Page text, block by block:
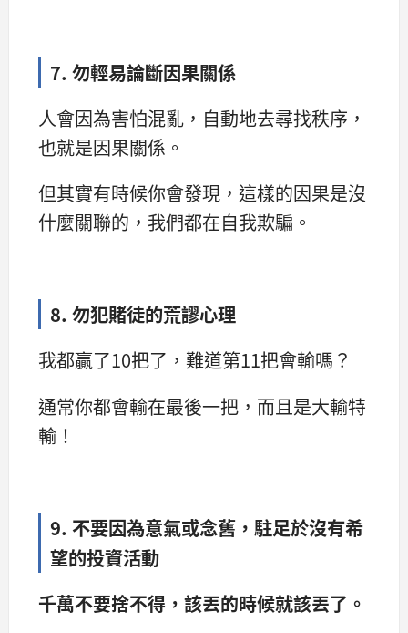
7. 勿輕易論斷因果關係
人會因為害怕混亂，自動地去尋找秩序，
也就是因果關係。
但其實有時候你會發現，這樣的因果是沒
什麼關聯的，我們都在自我欺騙。
8. 勿犯賭徒的荒謬心理
我都贏了10把了，難道第11把會輸嗎？
通常你都會輸在最後一把，而且是大輸特
輸！
9. 不要因為意氣或念舊，駐足於沒有希
望的投資活動
千萬不要捨不得，該丟的時候就該丟了。